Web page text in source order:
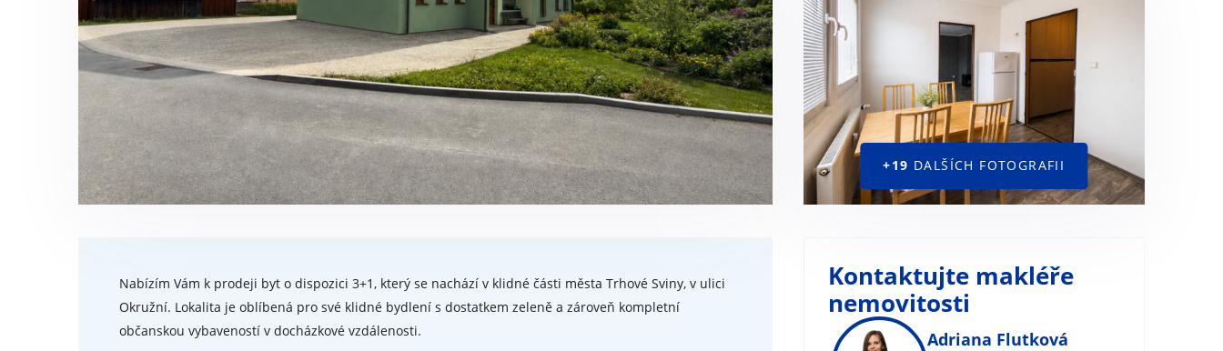
+19 DALŠÍCH FOTOGRAFII
Nabízím Vám k prodeji byt o dispozici 3+1, který se nachází v klidné části města Trhové Sviny, v ulici
Okružní. Lokalita je oblíbená pro své klidné bydlení s dostatkem zeleně a zároveň kompletní
občanskou vybaveností v docházkové vzdálenosti.
Kontaktujte makléře
nemovitosti
Adriana Flutková